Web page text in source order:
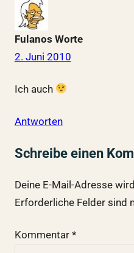
Fulanos Worte
2. Juni 2010
Ich auch
Antworten
Schreibe einen
Deine E-Mail-Adresse
Erforderliche Felder sind
Kommentar *